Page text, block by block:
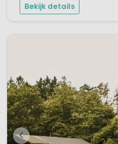
Bekijk details